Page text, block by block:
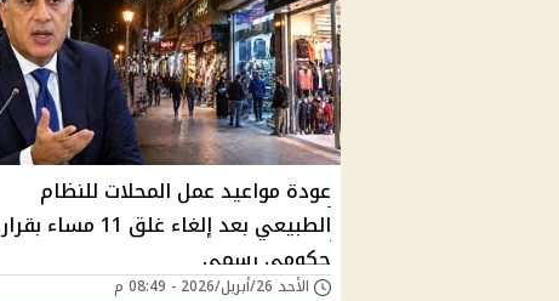
عودة مواعيد عمل المحلات للنظام
الطبيعي بعد إلغاء غلق 11 مساء بقرار
حكومي رسمي
الأحد 26/أبريل/2026 - 08:49 م